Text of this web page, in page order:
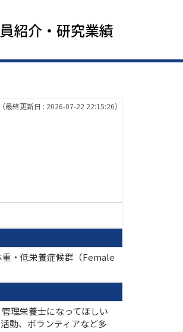
紹介・研究業績
（最終更新日 : 2026-07-22 22:15:26）
重・低栄養症候群（Female
理栄養士になってほしい
動、ボランティアなど多